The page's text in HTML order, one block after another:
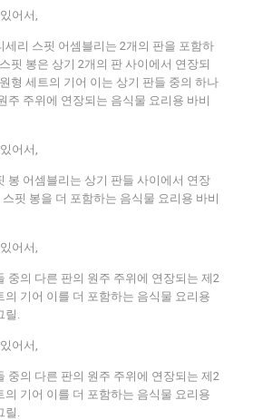
어서,
세리 스핏 어셈블리는 2개의 판을 포함하
핏 봉은 상기 2개의 판 사이에서 연장되
형 세트의 기어 이는 상기 판들 중의 하나
주 주위에 연장되는 음식물 요리용 바비
어서,
봉 어셈블리는 상기 판들 사이에서 연장
스핏 봉을 더 포함하는 음식물 요리용 바비
어서,
중의 다른 판의 원주 주위에 연장되는 제2
의 기어 이를 더 포함하는 음식물 요리용
릴.
어서,
중의 다른 판의 원주 주위에 연장되는 제2
의 기어 이를 더 포함하는 음식물 요리용
릴.